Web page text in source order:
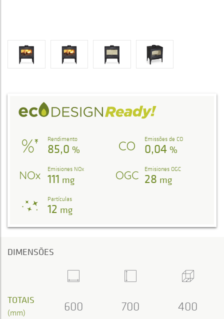
Rendimento
85,0 %
Emissões de CO
0,04 %
Emisiones NOx
111 mg
Emisiones OGC
28 mg
Partículas
12 mg
DIMENSÕES
TOTAIS
(mm) 600 700 400